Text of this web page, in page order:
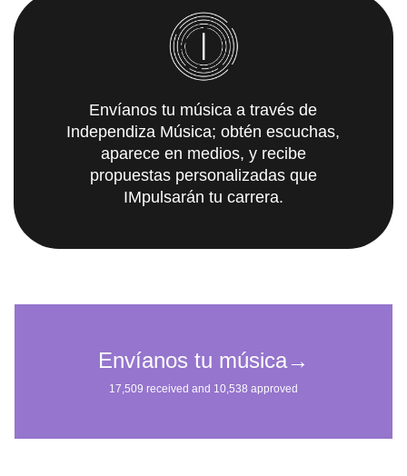
Envíanos tu música a través de
Independiza Música; obtén escuchas,
aparece en medios, y recibe
propuestas personalizadas que
IMpulsarán tu carrera.